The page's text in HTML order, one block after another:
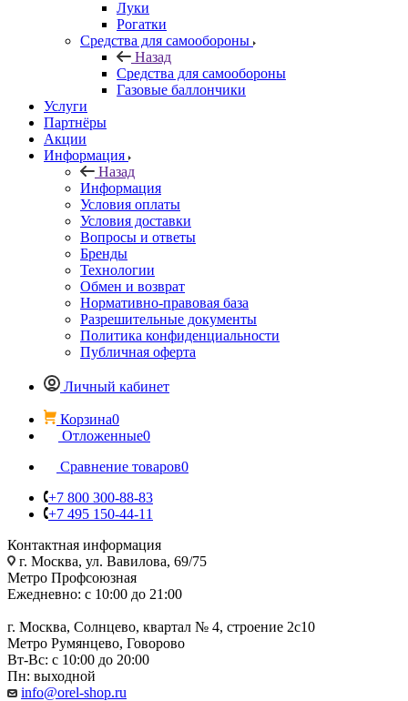
Луки
Рогатки
Средства для самообороны
Назад
Средства для самообороны
Газовые баллончики
Услуги
Партнёры
Акции
Информация
Назад
Информация
Условия оплаты
Условия доставки
Вопросы и ответы
Бренды
Технологии
Обмен и возврат
Нормативно-правовая база
Разрешительные документы
Политика конфиденциальности
Публичная оферта
Личный кабинет
Корзина0
Отложенные0
Сравнение товаров0
+7 800 300-88-83
+7 495 150-44-11
Контактная информация
г. Москва, ул. Вавилова, 69/75
Метро Профсоюзная
Ежедневно: с 10:00 до 21:00
г. Москва, Солнцево, квартал № 4, строение 2с10
Метро Румянцево, Говорово
Вт-Вс: с 10:00 до 20:00
Пн: выходной
info@orel-shop.ru